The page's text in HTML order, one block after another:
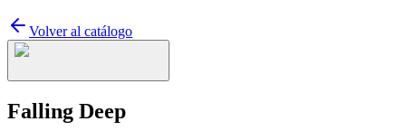
Volver al catálogo
Falling Deep